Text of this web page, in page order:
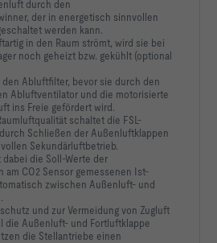
durch den
der in energetisch sinnvollen
werden kann.
in den Raum strömt, wird sie bei
noch geheizt bzw. gekühlt (optional
Abluftfilter, bevor sie durch den
Abluftventilator und die motorisierte
ins Freie gefördert wird.
schaltet die FSL-
Schließen der Außenluftklappen
Sekundärluftbetrieb.
die Soll-Werte der
am CO2 Sensor gemessenen Ist-
zwischen Außenluft- und
und zur Vermeidung von Zugluft
die Außenluft- und Fortluftklappe
die Stellantriebe einen